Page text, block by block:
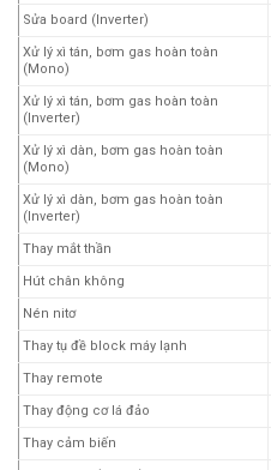
Sửa board (Inverter)
Xử lý xì tán, bơm gas hoàn toàn
(Mono)
Xử lý xì tán, bơm gas hoàn toàn
(Inverter)
Xử lý xì dàn, bơm gas hoàn toàn
(Mono)
Xử lý xì dàn, bơm gas hoàn toàn
(Inverter)
Thay mắt thần
Hút chân không
Nén nitơ
Thay tụ đề block máy lạnh
Thay remote
Thay động cơ lá đảo
Thay cảm biến